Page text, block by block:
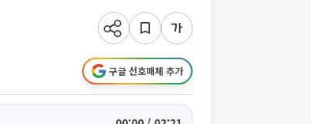
구글 선호매체 추가